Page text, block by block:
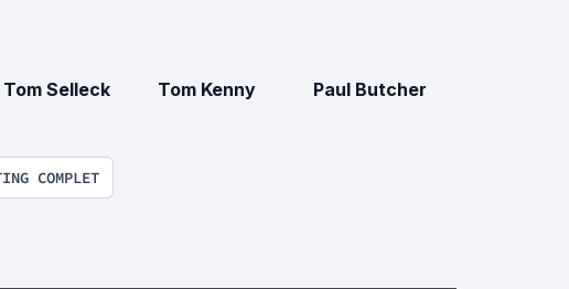
Tom Selleck Tom Kenny Paul Butcher
COMPLET